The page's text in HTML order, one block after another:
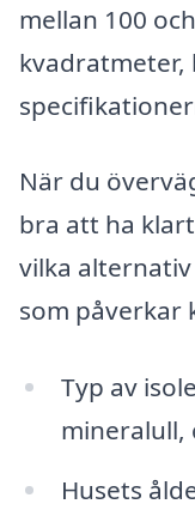
mellan 100
kvadratmeter,
När du
bra att ha
vilka
som påverkar
Typ av
mineralull,
Husets